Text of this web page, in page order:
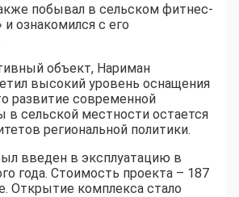
побывал в сельском фитнес-
и ознакомился с его
объект, Нариман
высокий уровень оснащения
развитие современной
в сельской местности остается
региональной политики.
введен в эксплуатацию в
года. Стоимость проекта – 187
Открытие комплекса стало